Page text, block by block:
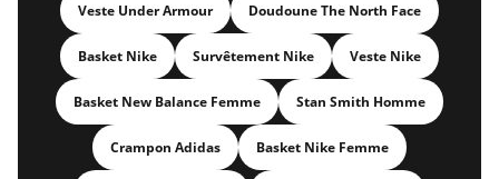
Veste Under Armour Doudoune The North Face
Basket Nike Survêtement Nike Veste Nike
Basket New Balance Femme Stan Smith Homme
Crampon Adidas Basket Nike Femme